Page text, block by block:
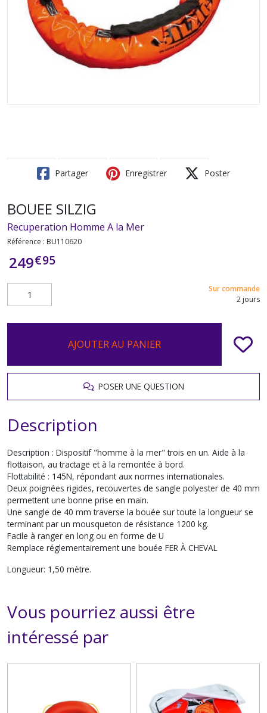
Partager Enregistrer Poster
BOUEE SILZIG
Recuperation Homme A la Mer
Référence : BU110620
249€95
Sur commande
2 jours
AJOUTER AU PANIER
POSER UNE QUESTION
Description
Description : Dispositif "homme à la mer" trois en un. Aide à la
flottaison, au tractage et à la remontée à bord.
Flottabilité : 145N, répondant aux normes internationales.
Deux poignées rigides, recouvertes de sangle polyester de 40 mm
permettent une bonne prise en main.
Une sangle de 40 mm traverse la bouée sur toute la longueur se
terminant par un mousqueton de résistance 1200 kg.
Facile à ranger en long ou en forme de U
Remplace réglementairement une bouée FER À CHEVAL
Longueur: 1,50 mètre.
Vous pourriez aussi être
intéressé par